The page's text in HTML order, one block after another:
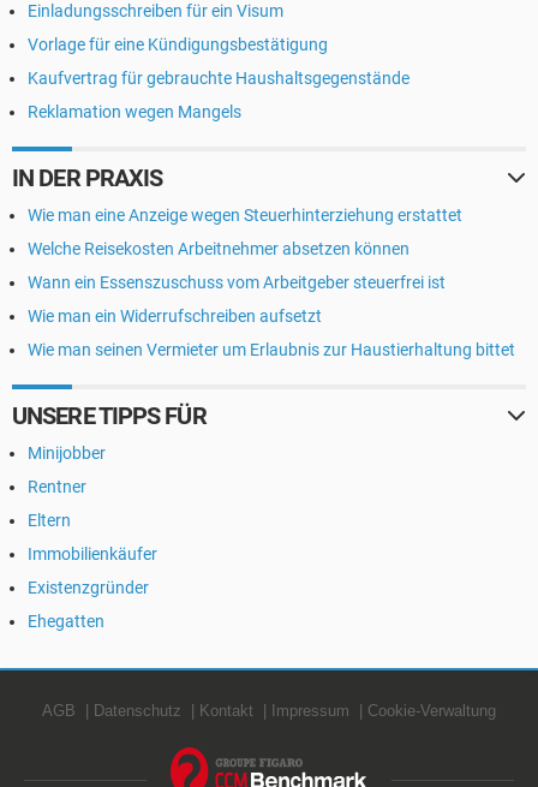
Einladungsschreiben für ein Visum
Vorlage für eine Kündigungsbestätigung
Kaufvertrag für gebrauchte Haushaltsgegenstände
Reklamation wegen Mangels
IN DER PRAXIS
Wie man eine Anzeige wegen Steuerhinterziehung erstattet
Welche Reisekosten Arbeitnehmer absetzen können
Wann ein Essenszuschuss vom Arbeitgeber steuerfrei ist
Wie man ein Widerrufschreiben aufsetzt
Wie man seinen Vermieter um Erlaubnis zur Haustierhaltung bittet
UNSERE TIPPS FÜR
Minijobber
Rentner
Eltern
Immobilienkäufer
Existenzgründer
Ehegatten
AGB Datenschutz Kontakt Impressum Cookie-Verwaltung